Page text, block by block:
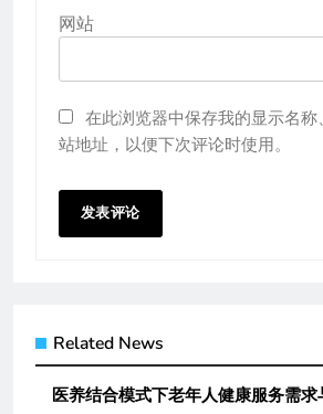
网站
在此浏览器中保存我的显示名称
站地址，以便下次评论时使用。
Related News
医养结合模式下老年人健康服务需